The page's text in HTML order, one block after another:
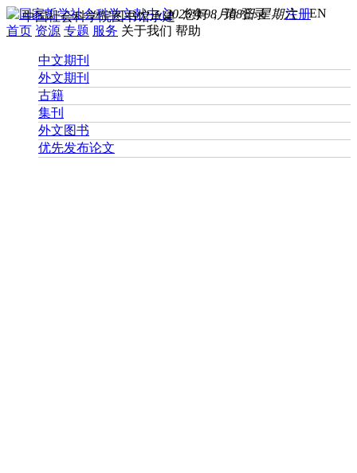
您好， 请登录 注册EN
2026年08月08日 星期六
中国社会科学院图书馆承建
首页 资源 专题 服务 关于我们 帮助
中文期刊
外文期刊
古籍
集刊
外文图书
优先发布论文